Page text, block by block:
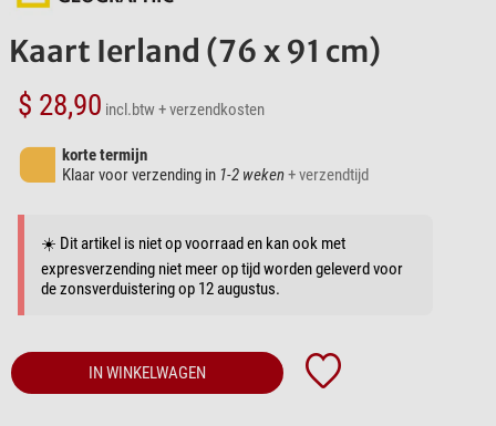
Kaart Ierland (76 x 91 cm)
$ 28,90 incl.btw+ verzendkosten
korte termijn
Klaar voor verzending in 1-2 weken+ verzendtijd
☀️ Dit artikel is niet op voorraad en kan ook met
expresverzending niet meer op tijd worden geleverd voor
de zonsverduistering op 12 augustus.
IN WINKELWAGEN